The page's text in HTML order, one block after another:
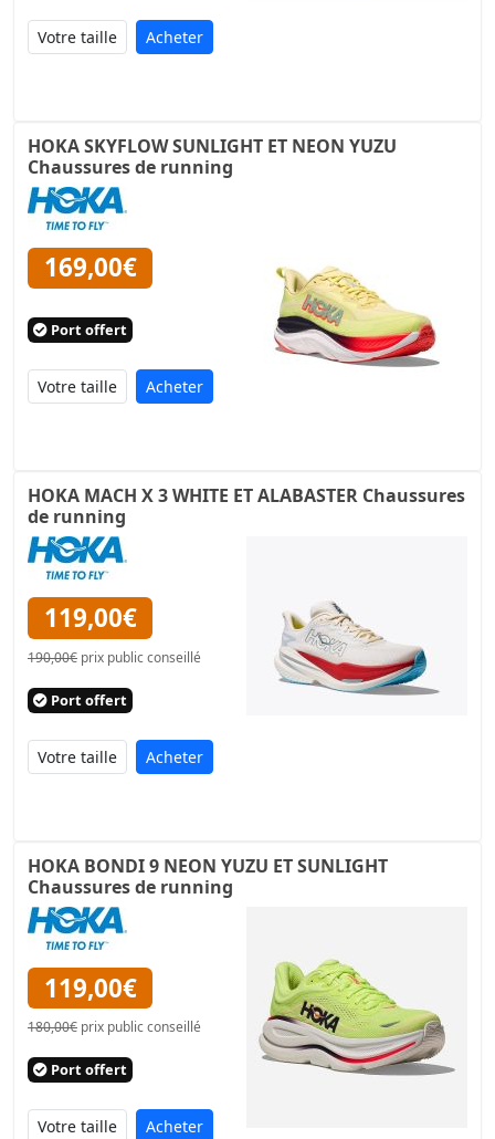
Acheter
HOKA SKYFLOW SUNLIGHT ET NEON YUZU
Chaussures de running
169,00€
Port offert
Acheter
HOKA MACH X 3 WHITE ET ALABASTER Chaussures
de running
119,00€
190,00€ prix public conseillé
Port offert
Acheter
HOKA BONDI 9 NEON YUZU ET SUNLIGHT
Chaussures de running
119,00€
180,00€ prix public conseillé
Port offert
Acheter